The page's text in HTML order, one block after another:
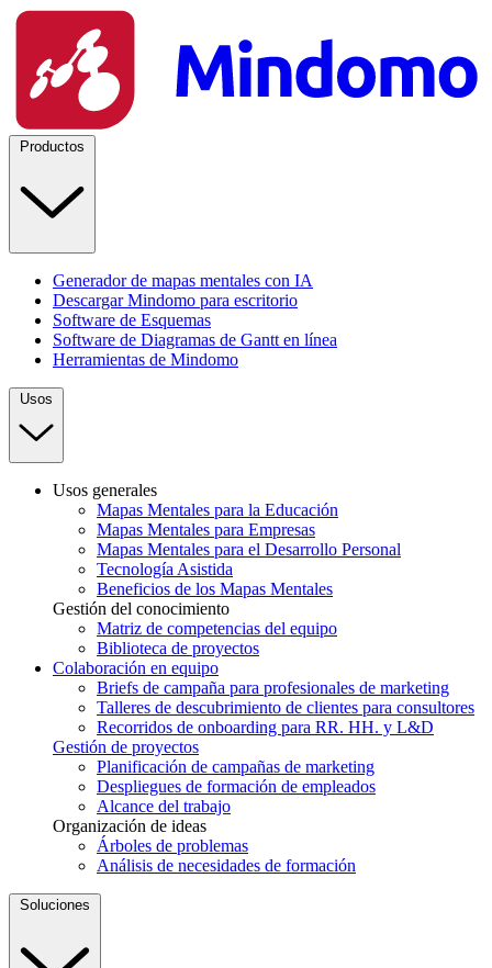
Productos
Generador de mapas mentales con IA
Descargar Mindomo para escritorio
Software de Esquemas
Software de Diagramas de Gantt en línea
Herramientas de Mindomo
Usos
Usos generales
Mapas Mentales para la Educación
Mapas Mentales para Empresas
Mapas Mentales para el Desarrollo Personal
Tecnología Asistida
Beneficios de los Mapas Mentales
Gestión del conocimiento
Matriz de competencias del equipo
Biblioteca de proyectos
Colaboración en equipo
Briefs de campaña para profesionales de marketing
Talleres de descubrimiento de clientes para consultores
Recorridos de onboarding para RR. HH. y L&D
Gestión de proyectos
Planificación de campañas de marketing
Despliegues de formación de empleados
Alcance del trabajo
Organización de ideas
Árboles de problemas
Análisis de necesidades de formación
Soluciones